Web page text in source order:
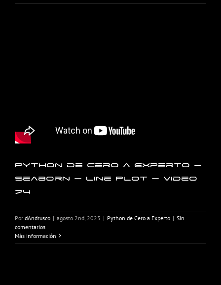
Python de Cero a Experto –
Seaborn – Line Plot – Video
74
Por dAndrusco | agosto 2nd, 2023 | Python de Cero a Experto | Sin
comentarios
Más información